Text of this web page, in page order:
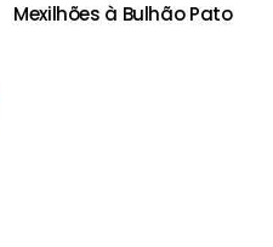
Mexilhões à Bulhão Pato